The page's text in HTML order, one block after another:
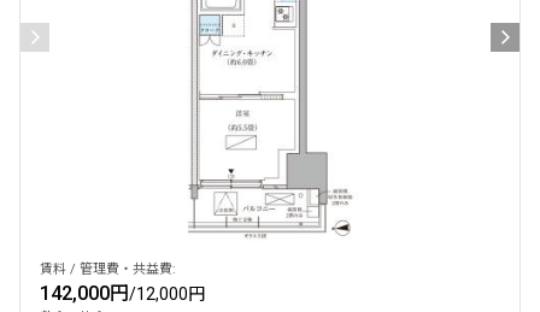
賃料 / 管理費・共益費:
142,000円/12,000円